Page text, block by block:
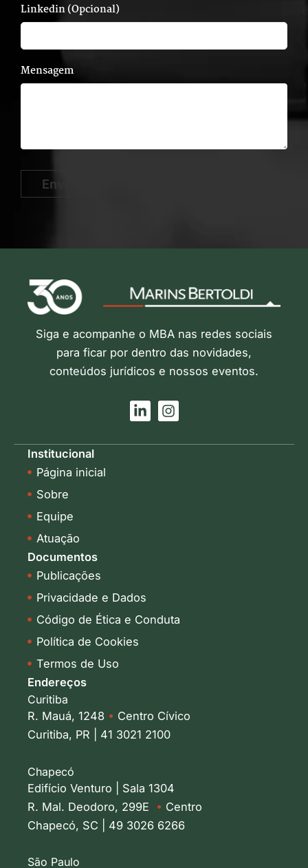
Linkedin (Opcional)
Mensagem
Enviar
Siga e acompanhe o MBA nas redes sociais
para ficar por dentro das novidades,
conteúdos jurídicos e nossos eventos.
L
i
k
I
n
t
Institucional
Página inicial
Sobre
Equipe
Atuação
Documentos
Publicações
Privacidade e Dados
Código de Ética e Conduta
Política de Cookies
Termos de Uso
Endereços
Curitiba
R. Mauá, 1248 • Centro Cívico
Curitiba, PR | 41 3021 2100
Chapecó
Edifício Venturo | Sala 1304
R. Mal. Deodoro, 299E • Centro
Chapecó, SC | 49 3026 6266
São Paulo